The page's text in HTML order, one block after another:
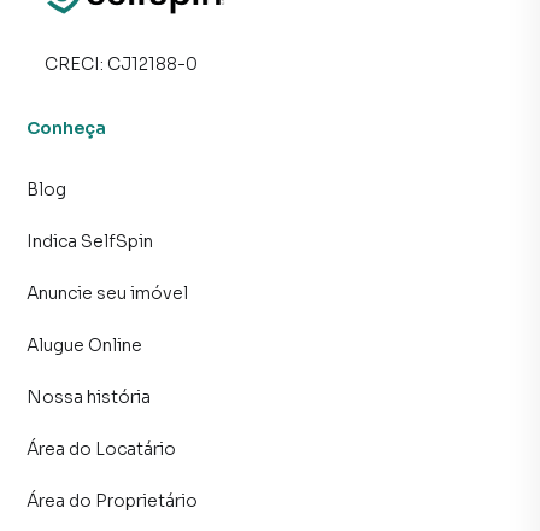
RESERVA. TODOS OS PAGAMENTOS À IMOBILIÁRIA
CRECI: CJ12188-0
Conheça
Blog
Indica SelfSpin
Anuncie seu imóvel
Alugue Online
Nossa história
Área do Locatário
Área do Proprietário